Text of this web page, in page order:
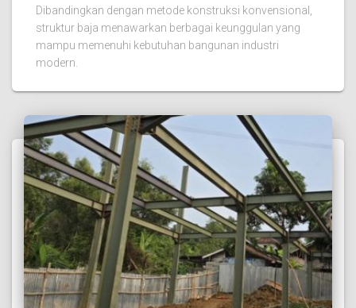
Dibandingkan dengan metode konstruksi konvensional,
struktur baja menawarkan berbagai keunggulan yang
mampu memenuhi kebutuhan bangunan industri
modern.